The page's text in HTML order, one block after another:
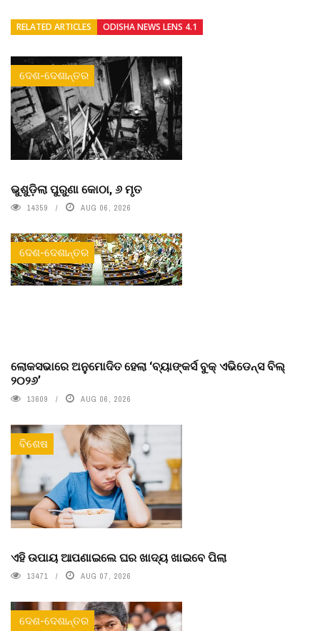
RELATED ARTICLES ODISHA NEWS LENS 4.1
ଦେଶ-ଦେଶାନ୍ତର
ଭୁଶୁଡ଼ିଲା ପୁରୁଣା କୋଠା, ୬ ମୃତ
14359 AUG 06, 2026
ଦେଶ-ଦେଶାନ୍ତର
ଲୋକସଭାରେ ଅନୁମୋଦିତ ହେଲା ‘ବ୍ୟାଙ୍କର୍ସ ବୁକ୍ ଏଭିଡେନ୍ସ ବିଲ୍
୨୦୨୬’
13609 AUG 06, 2026
ବିଶେଷ
ଏହି ଉପାୟ ଆପଣାଇଲେ ଘର ଖାଦ୍ୟ ଖାଇବେ ପିଲା
13471 AUG 07, 2026
ଦେଶ-ଦେଶାନ୍ତର